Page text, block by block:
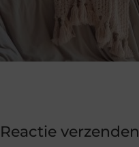
Reactie verzenden